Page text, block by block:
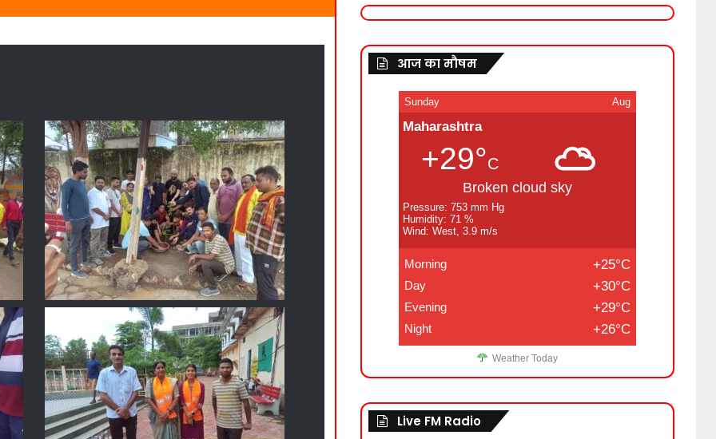
आज का मौषम
Sunday Aug
Maharashtra
+29°C
Broken cloud sky
Pressure: 753 mm Hg
Humidity: 71 %
Wind: West, 3.9 m/s
Morning +25°C
Day +30°C
Evening +29°C
Night +26°C
Weather Today
Live FM Radio